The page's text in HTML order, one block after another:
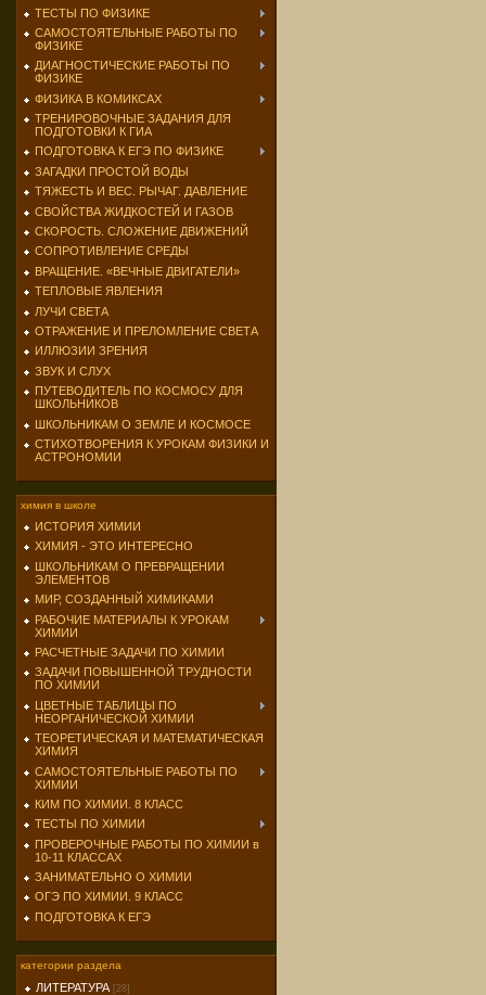
ТЕСТЫ ПО ФИЗИКЕ
САМОСТОЯТЕЛЬНЫЕ РАБОТЫ ПО
ФИЗИКЕ
ДИАГНОСТИЧЕСКИЕ РАБОТЫ ПО
ФИЗИКЕ
ФИЗИКА В КОМИКСАХ
ТРЕНИРОВОЧНЫЕ ЗАДАНИЯ ДЛЯ
ПОДГОТОВКИ К ГИА
ПОДГОТОВКА К ЕГЭ ПО ФИЗИКЕ
ЗАГАДКИ ПРОСТОЙ ВОДЫ
ТЯЖЕСТЬ И ВЕС. РЫЧАГ. ДАВЛЕНИЕ
СВОЙСТВА ЖИДКОСТЕЙ И ГАЗОВ
СКОРОСТЬ. СЛОЖЕНИЕ ДВИЖЕНИЙ
СОПРОТИВЛЕНИЕ СРЕДЫ
ВРАЩЕНИЕ. «ВЕЧНЫЕ ДВИГАТЕЛИ»
ТЕПЛОВЫЕ ЯВЛЕНИЯ
ЛУЧИ СВЕТА
ОТРАЖЕНИЕ И ПРЕЛОМЛЕНИЕ СВЕТА
ИЛЛЮЗИИ ЗРЕНИЯ
ЗВУК И СЛУХ
ПУТЕВОДИТЕЛЬ ПО КОСМОСУ ДЛЯ
ШКОЛЬНИКОВ
ШКОЛЬНИКАМ О ЗЕМЛЕ И КОСМОСЕ
СТИХОТВОРЕНИЯ К УРОКАМ ФИЗИКИ И
АСТРОНОМИИ
химия в школе
ИСТОРИЯ ХИМИИ
ХИМИЯ - ЭТО ИНТЕРЕСНО
ШКОЛЬНИКАМ О ПРЕВРАЩЕНИИ
ЭЛЕМЕНТОВ
МИР, СОЗДАННЫЙ ХИМИКАМИ
РАБОЧИЕ МАТЕРИАЛЫ К УРОКАМ
ХИМИИ
РАСЧЕТНЫЕ ЗАДАЧИ ПО ХИМИИ
ЗАДАЧИ ПОВЫШЕННОЙ ТРУДНОСТИ
ПО ХИМИИ
ЦВЕТНЫЕ ТАБЛИЦЫ ПО
НЕОРГАНИЧЕСКОЙ ХИМИИ
ТЕОРЕТИЧЕСКАЯ И МАТЕМАТИЧЕСКАЯ
ХИМИЯ
САМОСТОЯТЕЛЬНЫЕ РАБОТЫ ПО
ХИМИИ
КИМ ПО ХИМИИ. 8 КЛАСС
ТЕСТЫ ПО ХИМИИ
ПРОВЕРОЧНЫЕ РАБОТЫ ПО ХИМИИ в
10-11 КЛАССАХ
ЗАНИМАТЕЛЬНО О ХИМИИ
ОГЭ ПО ХИМИИ. 9 КЛАСС
ПОДГОТОВКА К ЕГЭ
категории раздела
ЛИТЕРАТУРА [28]